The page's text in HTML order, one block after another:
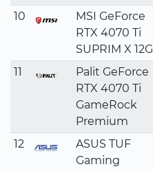
10
MSI GeForce
RTX 4070 Ti
SUPRIM X 12G
11
Palit GeForce
RTX 4070 Ti
GameRock
Premium
12
ASUS TUF
Gaming